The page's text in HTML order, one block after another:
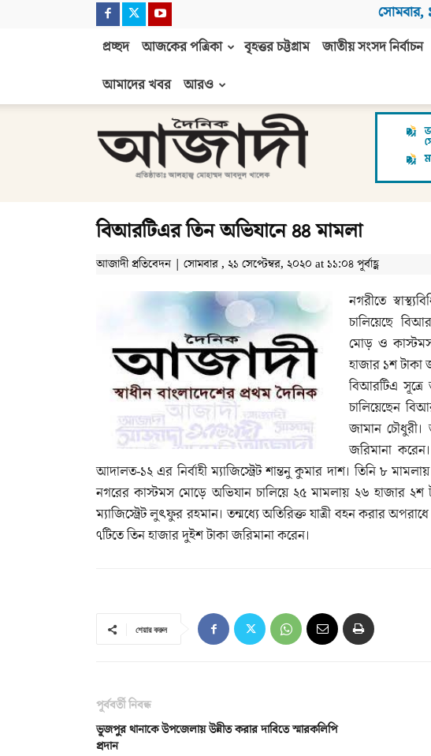
সোমবার,
প্রচ্ছদ আজকের পত্রিকা বৃহত্তর চট্টগ্রাম জাতীয় সংসদ নির্বাচন
আমাদের খবর
আরও
আজাদী
বিআরটিএর তিন অভিযানে ৪৪ মামলা
আজাদী প্রতিবেদন | সোমবার , ২১ সেপ্টেম্বর, ২০২০ at ১১:০৪ পূর্বাহ্ণ
নগরীতে
চালিয়েছে
মোড় ও
হাজার ১শ টাকা
বিআরটিএ সূত্রে
চালিয়েছেন
জামান চৌধুরী।
জরিমানা
আদালত-১২ এর নির্বাহী ম্যাজিস্ট্রেট শান্তনু কুমার দাশ। তিনি ৮
নগরের কাস্টমস মোড়ে অভিযান চালিয়ে ২৫ মামলায় ২৬ হাজার ২শ
ম্যাজিস্ট্রেট লুৎফুর রহমান। তন্মধ্যে অতিরিক্ত যাত্রী বহন করার অপরাধে
৭টিতে তিন হাজার দুইশ টাকা জরিমানা করেন।
শেয়ার করুন
পূর্ববর্তী নিবন্ধ
ভূজপুর থানাকে উপজেলায় উন্নীত করার দাবিতে স্মারকলিপি
প্রদান